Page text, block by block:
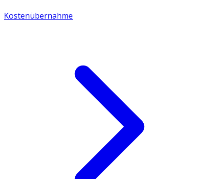
Kostenübernahme